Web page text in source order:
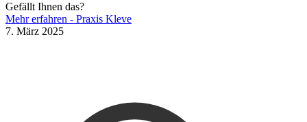
Gefällt Ihnen das?
Mehr erfahren - Praxis Kleve
7. März 2025